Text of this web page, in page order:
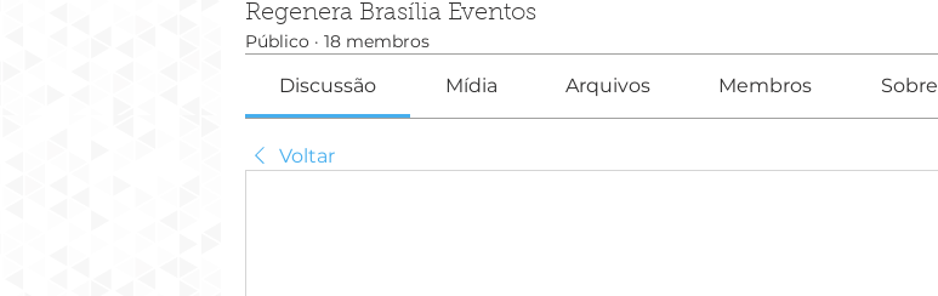
Regenera Brasília Eventos
Público · 18 membros
Discussão Mídia Arquivos Membros Sobre
Voltar